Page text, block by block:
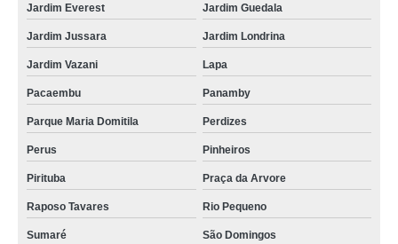
Jardim Everest Jardim Guedala
Jardim Jussara Jardim Londrina
Jardim Vazani Lapa
Pacaembu Panamby
Parque Maria Domitila Perdizes
Perus Pinheiros
Pirituba Praça da Arvore
Raposo Tavares Rio Pequeno
Sumaré São Domingos